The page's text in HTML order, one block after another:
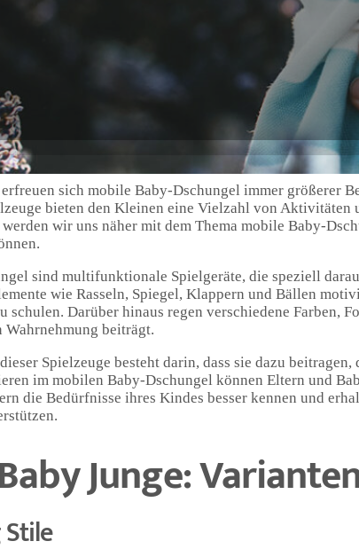
sich mobile Baby-Dschungel immer größerer
bieten den Kleinen eine Vielzahl von
wir uns näher mit dem Thema mobile Baby-
sind multifunktionale Spielgeräte, die speziell
wie Rasseln, Spiegel, Klappern und Bällen
schulen. Darüber hinaus regen verschiedene Farben,
beiträgt.
Spielzeuge besteht darin, dass sie dazu
im mobilen Baby-Dschungel können Eltern und
die Bedürfnisse ihres Kindes besser kennen und
Junge: